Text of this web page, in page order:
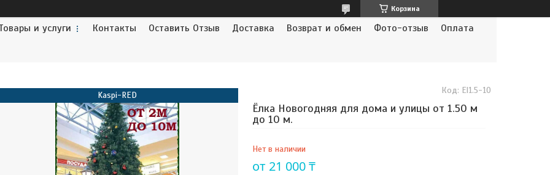
Корзина
и услуги Контакты Оставить Отзыв Доставка Возврат и обмен Фото-отзыв Оплата
Kaspi-RED
Ёлка Новогодняя для дома и улицы от 1.50 м
до 10 м.
Нет в наличии
Код: El1.5-10
от 21 000 ₸